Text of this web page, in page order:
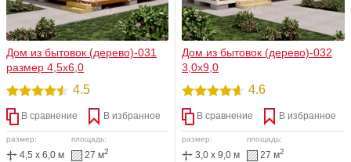
Дом из бытовок (дерево)-031
размер 4,5х6,0
4.5
В сравнение В избранное
размер:
4,5 x 6,0 м
площадь:
27 м2
Дом из бытовок (дерево)-032
3,0х9,0
4.6
В сравнение В избранное
размер:
3,0 x 9,0 м
площадь:
27 м2